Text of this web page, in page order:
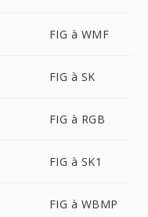
FIG à WMF
FIG à SK
FIG à RGB
FIG à SK1
FIG à WBMP